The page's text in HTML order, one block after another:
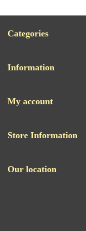
Categories
Information
My account
Store Information
Our location